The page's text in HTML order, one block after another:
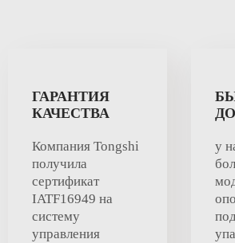
ГАРАНТИЯ
КАЧЕСТВА
Компания Tongshi
получила
сертификат
IATF16949 на
систему
управления
у